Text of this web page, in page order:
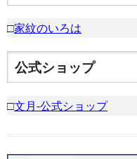
□家紋のいろは
公式ショップ
□文月-公式ショップ